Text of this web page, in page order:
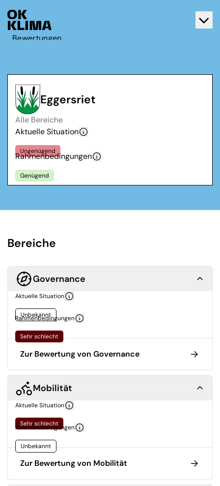
Bewertungen
Kontakt
Deutsch
Français
Eggersriet
Alle Bereiche
Aktuelle Situation
Ungenügend
Rahmenbedingungen
Genügend
Bereiche
Governance
Aktuelle Situation
Unbekannt
Rahmenbedingungen
Sehr schlecht
Zur Bewertung von Governance
Mobilität
Aktuelle Situation
Sehr schlecht
Rahmenbedingungen
Unbekannt
Zur Bewertung von Mobilität